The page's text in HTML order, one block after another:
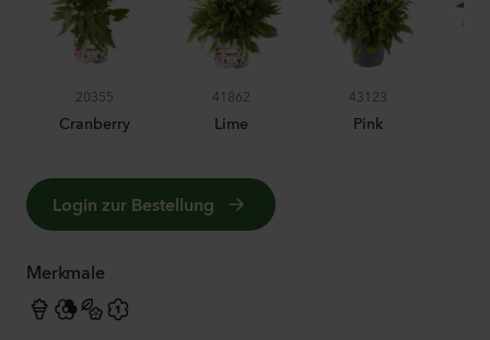
20355
Cranberry
41862
Lime
43123
Pink
Login zur Bestellung
Merkmale